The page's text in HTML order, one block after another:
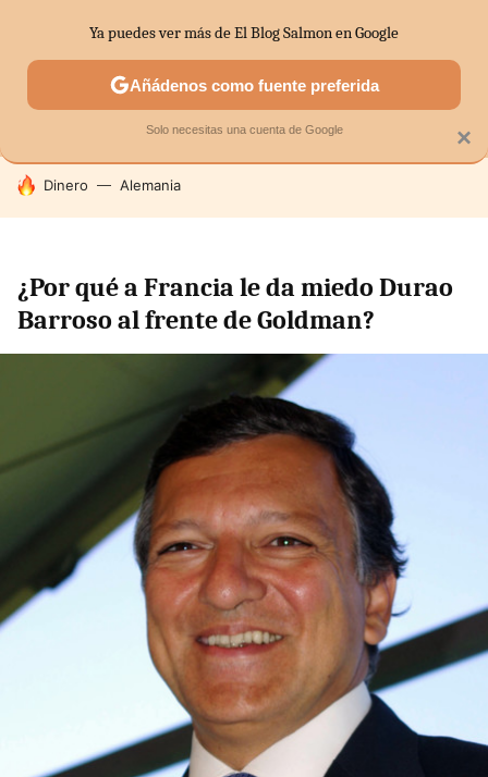
MENÚ NUEVO
ECONOMÍA DOMÉSTICA MERCADOS
HOY SE HABLA DE
Dinero Alemania
¿Por qué a Francia le da miedo Durao
Barroso al frente de Goldman?
×
Ya puedes ver más de El Blog Salmon en Google
Añádenos como fuente preferida
Solo necesitas una cuenta de Google